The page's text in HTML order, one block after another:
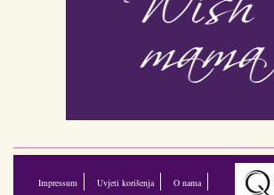
Impressum Uvjeti korišenja O nama